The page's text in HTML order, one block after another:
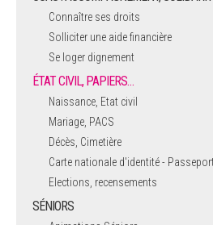
Connaître ses droits
Solliciter une aide financière
Se loger dignement
ÉTAT CIVIL, PAPIERS…
Naissance, Etat civil
Mariage, PACS
Décès, Cimetière
Carte nationale d'identité - Passeport
Elections, recensements
SÉNIORS